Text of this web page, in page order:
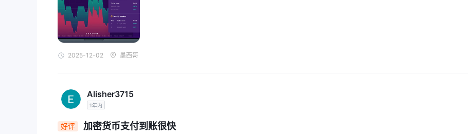
资机会。
加密货币： 该平台提供多种加密货币的交易，包括流行的Bitcoin、Ethereum和Litecoin，以及众多的altcoins，使交易者能够参与
快速增长的加密货币市场。
账户类型
杠杆
1:500的杠杆
有可能增加其交易机会，同时也增加了风险敞口。这种杠杆在行业中被认为是非常高、有风险且具有竞争力的。
2025-12-02 墨西哥
Alisher3715
1年内
好评 加密货币支付到账很快